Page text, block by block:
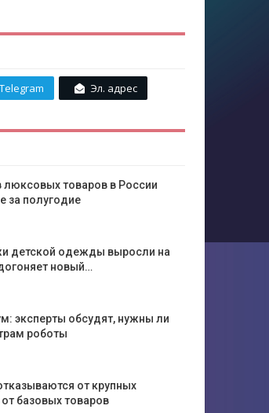
Telegram Эл. адрес
люксовых товаров в России
за полугодие
детской одежды выросли на
новый…
эксперты обсудят, нужны ли
роботы
от крупных
базовых товаров